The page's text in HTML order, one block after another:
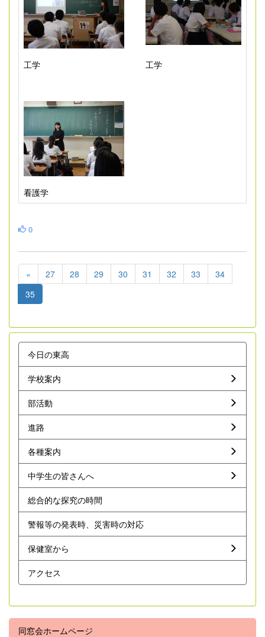
工学 工学
看護学
0
« 27 28 29 30 31 32 33
34
35
今日の東高
学校案内
部活動
進路
各種案内
中学生の皆さんへ
総合的な探究の時間
警報等の発表時、災害時の対応
保健室から
アクセス
同窓会ホームページ